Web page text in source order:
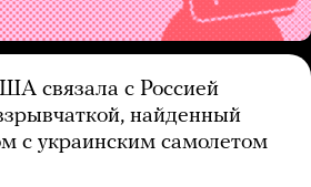
связала с Россией
найденный
с украинским самолетом